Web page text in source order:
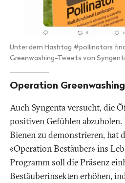
Unter dem Hashtag #pollinators
Greenwashing-Tweets von
Operation Greenwashing
Auch Syngenta versucht, die
positiven Gefühlen abzuholen.
Bienen zu demonstrieren, hat
«Operation Bestäuber» ins
Programm soll die Präsenz
Bestäuberinsekten erhöhen,